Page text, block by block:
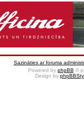
Sazināties ar foruma
Powered by phpBB ©
Design by